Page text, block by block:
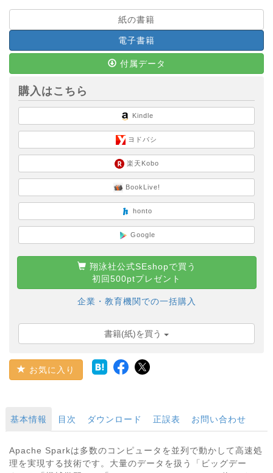
紙の書籍
電子書籍
付属データ
購入はこちら
Kindle
ヨドバシ
楽天Kobo
BookLive!
honto
Google
翔泳社公式SEshopで買う
初回500ptプレゼント
企業・教育機関での一括購入
書籍(紙)を買う
お気に入り
基本情報 目次 ダウンロード 正誤表 お問い合わせ
Apache Sparkは多数のコンピュータを並列で動かして高速処
理を実現する技術です。大量のデータを扱う「ビッグデー